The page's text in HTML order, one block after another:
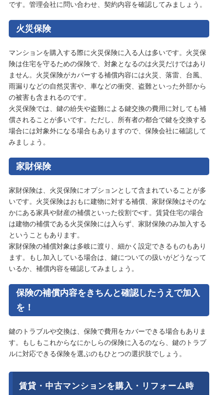
です。管理会社に問い合わせ、契約内容を確認してみましょう。
火災保険
マンションを購入する際に火災保険に入る人は多いです。火災保
険は住宅を守るための保険で、対象となるのは火災だけではあり
ません。火災保険がカバーする補償内容には火災、落雷、台風、
雨漏りなどの自然災害や、車などの衝突、盗難といった外部から
の被害も含まれるのです。
火災保険では、鍵の紛失や盗難による鍵交換の費用に対しても補
償されることが多いです。ただし、所有者の都合で鍵を交換する
場合には対象外になる場合もありますので、保険会社に確認して
みましょう。
家財保険
家財保険は、火災保険にオプションとして含まれていることが多
いです。火災保険はおもに建物に対する補償、家財保険はそのな
かにある家具や財産の補償といった役割で<す。賃貸住宅の場合
は建物の補償である火災保険には入らず、家財保険のみ加入する
ということもあります。
家財保険の補償対象は多岐に渡り、細かく設定できるものもあり
ます。もし加入している場合は、鍵についての扱いがどうなって
いるか、補償内容を確認してみましょう。
保険の補償内容をきちんと確認したうえで加入
を！
鍵のトラブルや交換は、保険で費用をカバーできる場合もありま
す。もしもこれからなにかしらの保険に入るのなら、鍵のトラブ
ルに対応できる保険を選ぶのもひとつの選択肢でしょう。
賃貸・中古マンションを購入・リフォーム時